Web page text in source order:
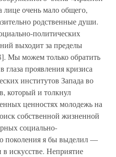
лице очень мало общего,
родственные души.
политических
выходит за пределы
Мы можем только обратить
проявления кризиса
институтов Запада во
который и толкнул
ценностях молодежь на
собственной жизненной
социально-
поколения я бы выделил —
искусстве. Неприятие